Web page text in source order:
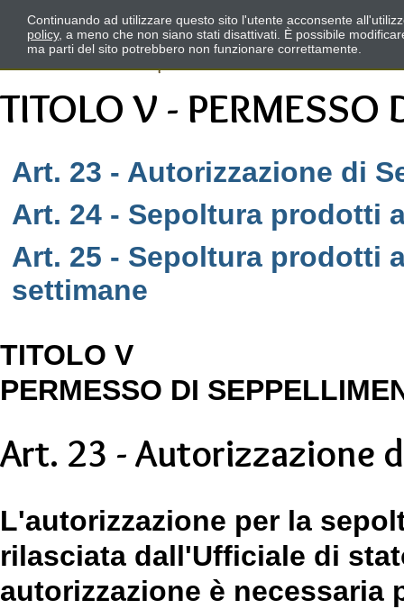
TITOLO V - PERMESSO
Art. 23 - Autorizzazione di
Art. 24 - Sepoltura prodotti
Art. 25 - Sepoltura prodotti
settimane
TITOLO V
PERMESSO DI
Art. 23 - Autorizzazione
L'autorizzazione per la
rilasciata dall'Ufficiale di
autorizzazione è necessaria
Continuando ad utilizzare questo sito l'utente acconsente
policy, a meno che non siano stati disattivati. È possibile
ma parti del sito potrebbero non funzionare correttamente.